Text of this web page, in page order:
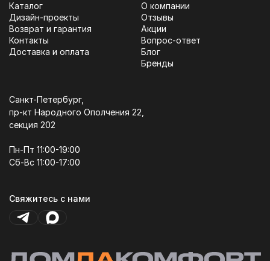
Каталог
Дизайн-проекты
Возврат и гарантия
Контакты
Доставка и оплата
О компании
Отзывы
Акции
Вопрос-ответ
Блог
Бренды
Санкт-Петербург,
пр-кт Народного Ополчения 22,
секция 202
Пн-Пт 11:00-19:00
Сб-Вс 11:00-17:00
Свяжитесь с нами